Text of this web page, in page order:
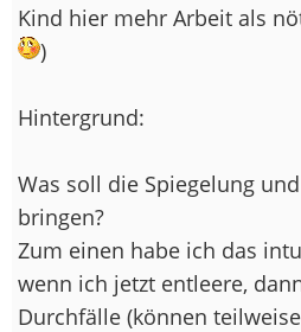
Kind hier mehr Arbeit als
)
Hintergrund:
Was soll die Spiegelung
bringen?
Zum einen habe ich das
wenn ich jetzt entleere,
Durchfälle (können